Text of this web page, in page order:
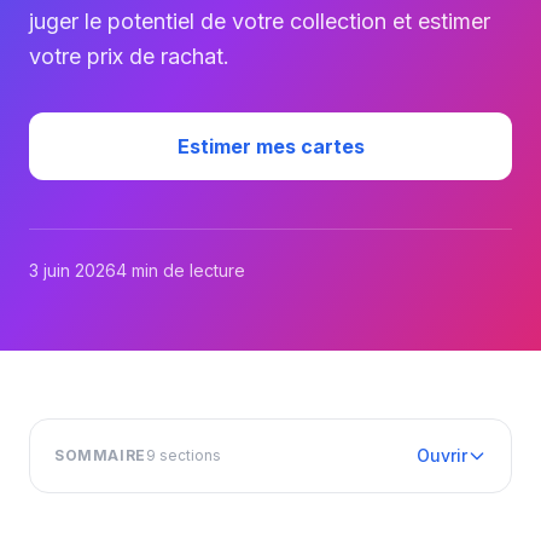
juger le potentiel de votre collection et estimer
votre prix de rachat.
Estimer mes cartes
3 juin 20264 min de lecture
SOMMAIRE 9 sections Ouvrir